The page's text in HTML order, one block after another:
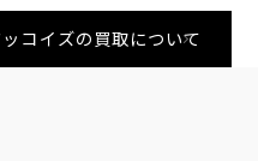
コイズの買取について